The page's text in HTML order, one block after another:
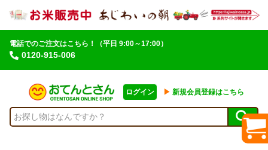
電話でのご注文はこちら！
0120-915-006
（平日 9:00～17:00）
ログイン ▶︎ 新規会員登録はこちら